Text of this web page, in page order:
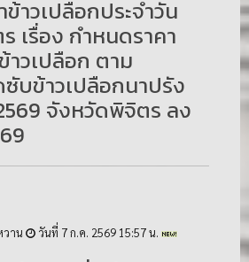
าวเปลือกประจำวัน
เรื่อง กำหนดราคา
าวเปลือก ตาม
บข้าวเปลือกนาปรัง
จังหวัดพิจิตร ลง
วาน วันที่ 7 ก.ค. 2569 15:57 น.